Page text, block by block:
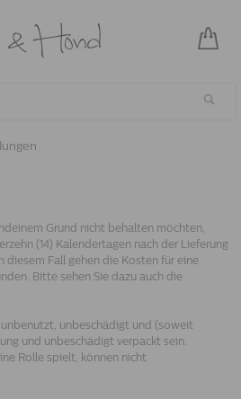
Grund nicht behalten möchten,
(14) Kalendertagen nach der Lieferung
diesem Fall gehen die Kosten für eine
Bitte sehen Sie dazu auch die
unbeschädigt und (soweit
und unbeschädigt verpackt sein.
Rolle spielt, können nicht